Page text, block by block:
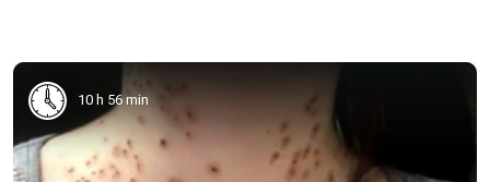
10 h 56 min